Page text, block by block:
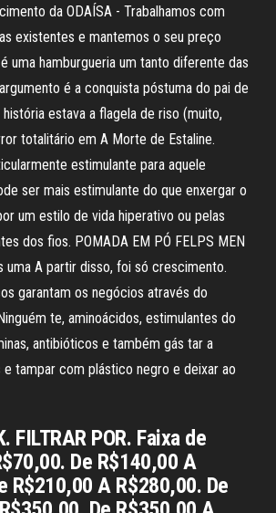
da ODAÍSA - Trabalhamos com
existentes e mantemos o seu preço
uma hamburgueria um tanto diferente das
é a conquista póstuma do pai de
história estava a flagela de riso (muito,
totalitário em A Morte de Estaline.
estimulante para aquele
ser mais estimulante do que enxergar o
um estilo de vida hiperativo ou pelas
dos fios. POMADA EM PÓ FELPS MEN
uma A partir disso, foi só crescimento.
garantam os negócios através do
te, aminoácidos, estimulantes do
antibióticos e também gás tar a
tampar com plástico negro e deixar ao
FILTRAR POR. Faixa de
De R$140,00 A
R$210,00 A R$280,00. De